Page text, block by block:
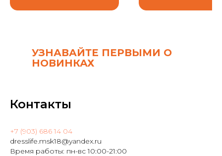
УЗНАВАЙТЕ ПЕРВЫМИ О
НОВИНКАХ
Контакты
+7 (903) 686 14 04
dresslife.msk18@yandex.ru
Время работы: пн-вс 10:00-21:00